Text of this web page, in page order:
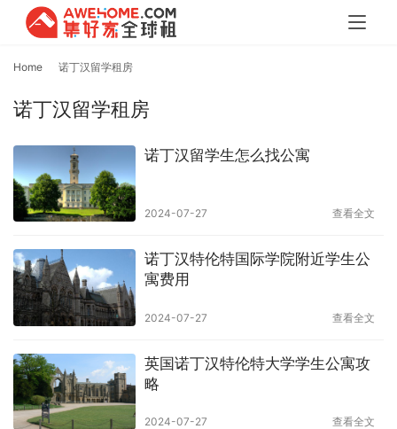
Home 诺丁汉留学租房
诺丁汉留学租房
诺丁汉留学生怎么找公寓
2024-07-27 查看全文
诺丁汉特伦特国际学院附近学生公
寓费用
2024-07-27 查看全文
英国诺丁汉特伦特大学学生公寓攻
略
2024-07-27 查看全文